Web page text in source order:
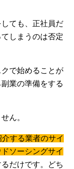
ても、正社員だ
しまうのは否定
で始めることが
業の準備をする
ん。
する業者のサイ
ソーシングサイ
だけです。どち